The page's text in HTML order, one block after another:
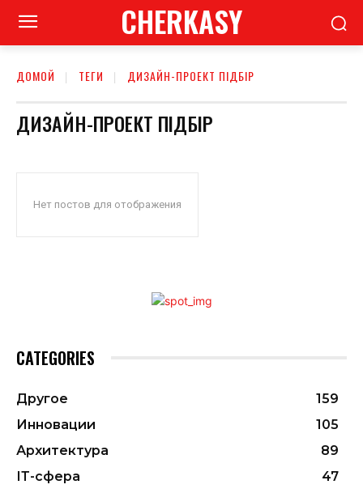
CHERKASY
ДОМОЙ ТЕГИ ДИЗАЙН-ПРОЕКТ ПІДБІР
ДИЗАЙН-ПРОЕКТ ПІДБІР
Нет постов для отображения
CATEGORIES
Другое
159
Инновации
105
Архитектура
89
ІТ-сфера
47